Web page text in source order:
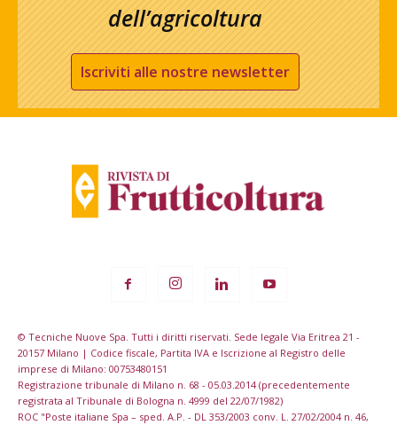
dell’agricoltura
Iscriviti alle nostre newsletter
© Tecniche Nuove Spa. Tutti i diritti riservati. Sede legale Via Eritrea 21 -
20157 Milano | Codice fiscale, Partita IVA e Iscrizione al Registro delle
imprese di Milano: 00753480151
Registrazione tribunale di Milano n. 68 - 05.03.2014 (precedentemente
registrata al Tribunale di Bologna n. 4999 del 22/07/1982)
ROC "Poste italiane Spa – sped. A.P. - DL 353/2003 conv. L. 27/02/2004 n. 46,